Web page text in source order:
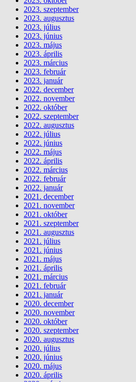
2023. szeptember
2023. augusztus
2023. július
2023. június
2023. május
2023. április
2023. március
2023. február
2023. január
2022. december
2022. november
2022. október
2022. szeptember
2022. augusztus
2022. július
2022. június
2022. május
2022. április
2022. március
2022. február
2022. január
2021. december
2021. november
2021. október
2021. szeptember
2021. augusztus
2021. július
2021. június
2021. május
2021. április
2021. március
2021. február
2021. január
2020. december
2020. november
2020. október
2020. szeptember
2020. augusztus
2020. július
2020. június
2020. május
2020. április